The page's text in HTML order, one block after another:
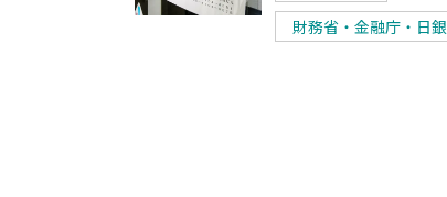
財務省・金融庁・日銀